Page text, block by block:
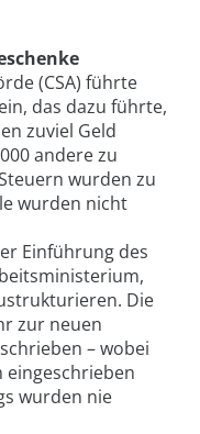
(CSA) führte
das dazu führte,
zuviel Geld
andere zu
wurden zu
wurden nicht
Einführung des
Die
zur neuen
– wobei
eingeschrieben
wurden nie